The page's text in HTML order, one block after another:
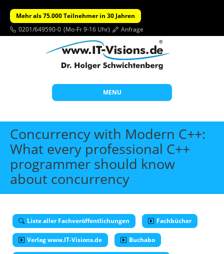
Mehr als 75.000 Teilnehmer in 30 Jahren
0201/649590-0 (Mo-Fr 9-16 Uhr) Anfrage
MENU
Start
Themen
Beratung
Individuelle Schulungen
Offene Seminare
Wissen
Über uns
Suche
Concurrency with Modern C++:
What every professional C++
programmer should know
about concurrency
Liste aller Fachveröffentlichungen Fachbücher
Verlag www.IT-Visions.de Buchabo